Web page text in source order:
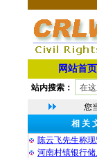
网站首页
站内搜索：
您
相 关
陈云飞先生称
河南村镇银行